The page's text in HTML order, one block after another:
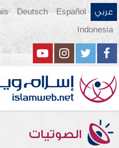
عربي Español
Deutsch
Indonesia
الصوتيات